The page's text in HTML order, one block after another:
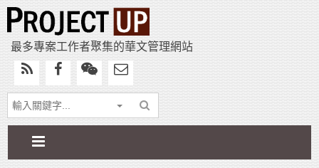
最多專案工作者聚集的華文管理網站